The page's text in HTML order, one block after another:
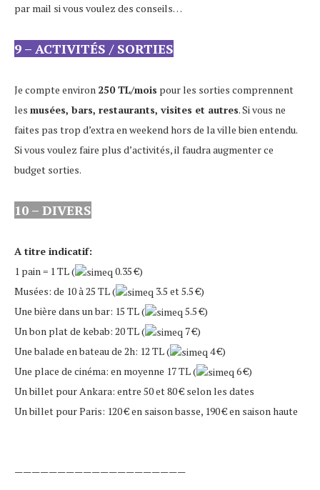
par mail si vous voulez des conseils…
9 – ACTIVITÉS / SORTIES
Je compte environ 250 TL/mois pour les sorties comprennent
les musées, bars, restaurants, visites et autres. Si vous ne
faites pas trop d’extra en weekend hors de la ville bien entendu.
Si vous voulez faire plus d’activités, il faudra augmenter ce
budget sorties.
10 – DIVERS
A titre indicatif:
1 pain = 1 TL (
0.35 €)
Musées: de 10 à 25 TL (
3.5 et 5.5 €)
Une bière dans un bar: 15 TL (
5.5 €)
Un bon plat de kebab: 20 TL (
7 €)
Une balade en bateau de 2h: 12 TL (
4 €)
Une place de cinéma: en moyenne 17 TL (
6 €)
Un billet pour Ankara: entre 50 et 80 € selon les dates
Un billet pour Paris: 120 € en saison basse, 190 € en saison haute
————————————————————